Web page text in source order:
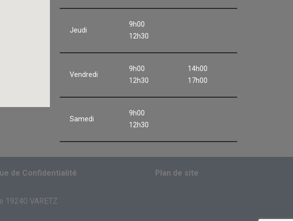
Jeudi
9h00
12h30
Vendredi
9h00
12h30
14h00
17h00
Samedi
9h00
12h30
de Confidentialité Plan de site
19240 VARETZ